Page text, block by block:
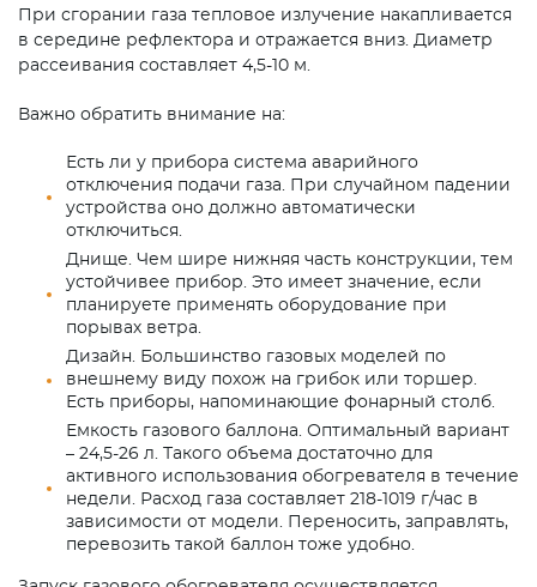
При сгорании газа тепловое излучение накапливается
в середине рефлектора и отражается вниз. Диаметр
рассеивания составляет 4,5-10 м.
Важно обратить внимание на:
Есть ли у прибора система аварийного
отключения подачи газа. При случайном падении
устройства оно должно автоматически
отключиться.
Днище. Чем шире нижняя часть конструкции, тем
устойчивее прибор. Это имеет значение, если
планируете применять оборудование при
порывах ветра.
Дизайн. Большинство газовых моделей по
внешнему виду похож на грибок или торшер.
Есть приборы, напоминающие фонарный столб.
Емкость газового баллона. Оптимальный вариант
– 24,5-26 л. Такого объема достаточно для
активного использования обогревателя в течение
недели. Расход газа составляет 218-1019 г/час в
зависимости от модели. Переносить, заправлять,
перевозить такой баллон тоже удобно.